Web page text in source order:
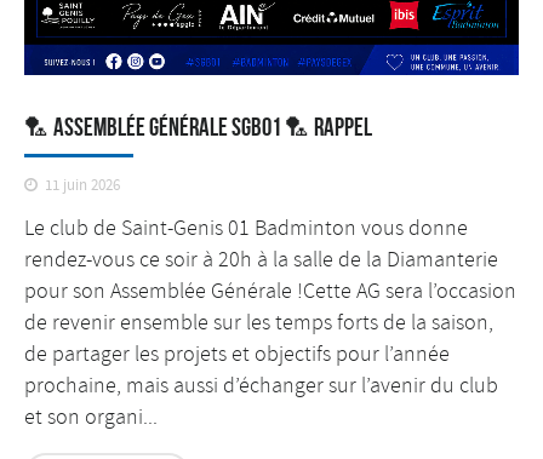
🏸 ASSEMBLÉE GÉNÉRALE SGB01 🏸 RAPPEL
11 juin 2026
Le club de Saint-Genis 01 Badminton vous donne
rendez-vous ce soir à 20h à la salle de la Diamanterie
pour son Assemblée Générale !Cette AG sera l’occasion
de revenir ensemble sur les temps forts de la saison,
de partager les projets et objectifs pour l’année
prochaine, mais aussi d’échanger sur l’avenir du club
et son organi...